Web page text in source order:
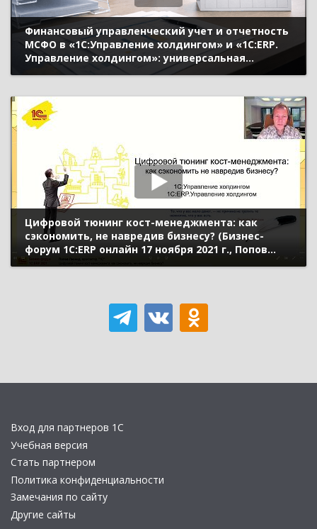
Финансовый управленческий учет и отчетность
МСФО в «1С:Управление холдингом» и «1С:ERP.
Управление холдингом»: универсальная
трансляция, учет внеоборотных активов и
Smart close и консолидации отчетности
Цифровой тюнинг кост-менеджмента: как
сэкономить, не навредив бизнесу? (Бизнес-
форум 1С:ERP онлайн 17 ноября 2021 г., Попов
Леонид, «1С»)
Вход для партнеров 1С
Учебная версия
Стать партнером
Политика конфиденциальности
Замечания по сайту
Другие сайты